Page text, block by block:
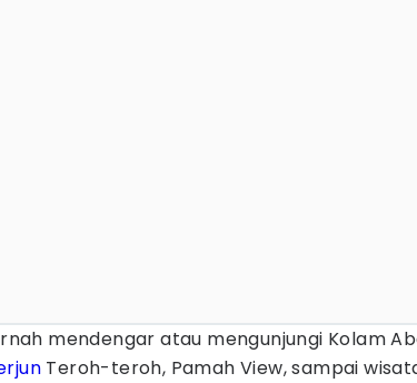
mendengar atau mengunjungi Kolam
Teroh-teroh, Pamah View, sampai